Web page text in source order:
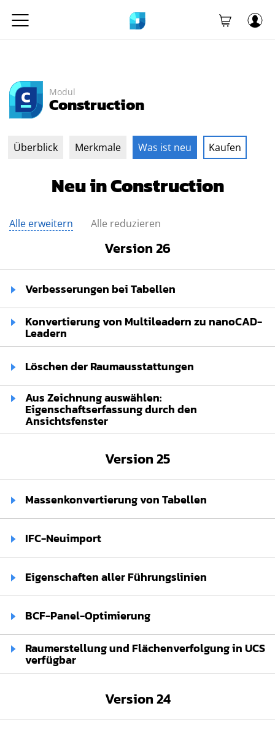
Modul
Construction
Überblick Merkmale Was ist neu Kaufen
Neu in Construction
Alle erweitern Alle reduzieren
Version 26
Verbesserungen bei Tabellen
Konvertierung von Multileadern zu nanoCAD-
Leadern
Löschen der Raumausstattungen
Aus Zeichnung auswählen:
Eigenschaftserfassung durch den
Ansichtsfenster
Version 25
Massenkonvertierung von Tabellen
IFC-Neuimport
Eigenschaften aller Führungslinien
BCF-Panel-Optimierung
Raumerstellung und Flächenverfolgung in UCS
verfügbar
Version 24